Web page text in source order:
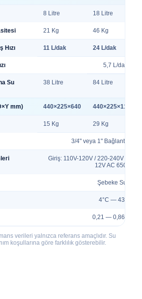
8 Litre 18 Litre
21 Kg 46 Kg
Hızı 11 L/dak 24 L/dak
5,7 L/dak
Su
38 Litre 84 Litre
mm) 440×225×640 440×225×1110
15 Kg 29 Kg
3/4" veya 1" Bağlantı
Giriş: 110V-120V / 220-240V AC
12V AC 650mA
Şebeke Suyu
4°C — 43°C
0,21 — 0,86 Mpa
verileri yalnızca referans amaçlıdır. Su
koşullarına göre farklılık gösterebilir.